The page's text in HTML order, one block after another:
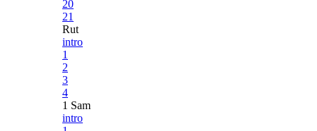
20
21
Rut
intro
1
2
3
4
1 Sam
intro